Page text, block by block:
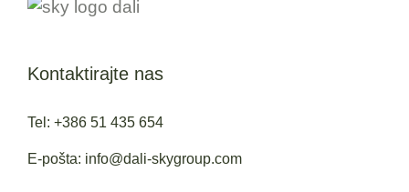
Kontaktirajte nas
Tel: +386 51 435 654
E-pošta: info@dali-skygroup.com